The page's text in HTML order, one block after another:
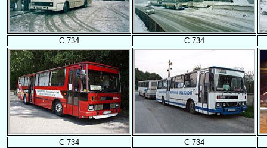
C 734 C 734
C 734 C 734